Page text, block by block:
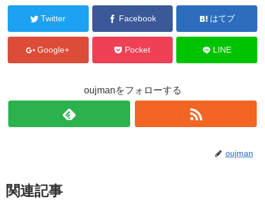
Twitter Facebook はてブ
Google+ Pocket LINE
oujmanをフォローする
oujman
関連記事